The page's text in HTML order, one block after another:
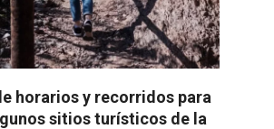
horarios y recorridos para
sitios turísticos de la